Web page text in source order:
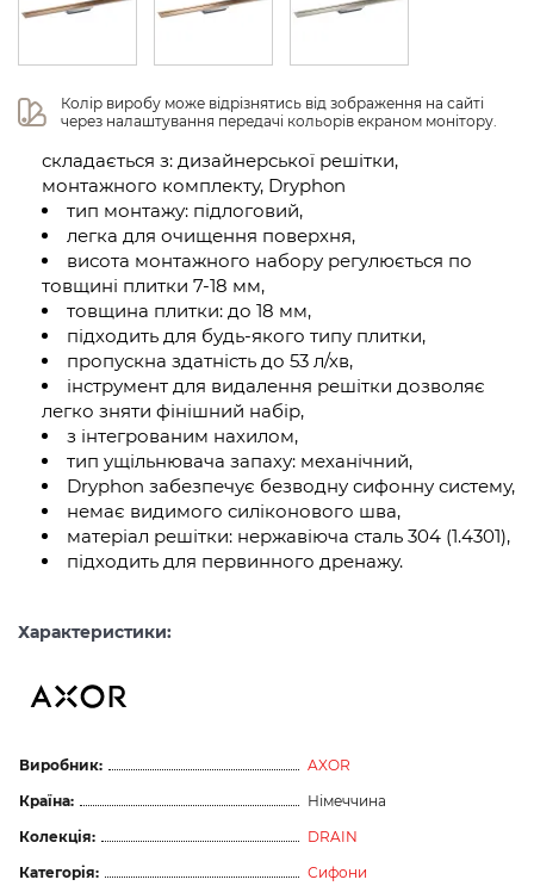
Колір виробу може відрізнятись від зображення на сайті
через налаштування передачі кольорів екраном монітору.
складається з: дизайнерської решітки,
монтажного комплекту, Dryphon
тип монтажу: підлоговий,
легка для очищення поверхня,
висота монтажного набору регулюється по
товщині плитки 7-18 мм,
товщина плитки: до 18 мм,
підходить для будь-якого типу плитки,
пропускна здатність до 53 л/хв,
інструмент для видалення решітки дозволяє
легко зняти фінішний набір,
з інтегрованим нахилом,
тип ущільнювача запаху: механічний,
Dryphon забезпечує безводну сифонну систему,
немає видимого силіконового шва,
матеріал решітки: нержавіюча сталь 304 (1.4301),
підходить для первинного дренажу.
Характеристики:
Виробник:
AXOR
Країна:
Німеччина
Колекція:
DRAIN
Категорія:
Сифони